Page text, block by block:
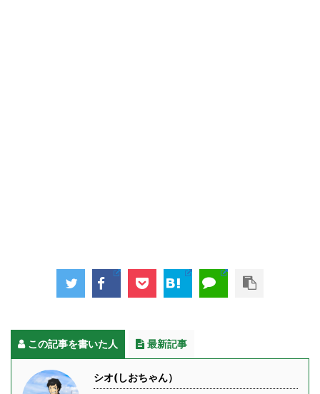
この記事を書いた人 最新記事
シオ(しおちゃん）